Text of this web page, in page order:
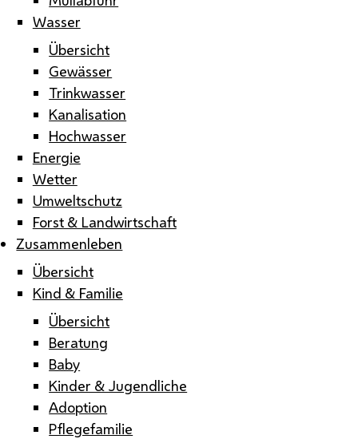
Wasser
Übersicht
Gewässer
Trinkwasser
Kanalisation
Hochwasser
Energie
Wetter
Umweltschutz
Forst & Landwirtschaft
Zusammenleben
Übersicht
Kind & Familie
Übersicht
Beratung
Baby
Kinder & Jugendliche
Adoption
Pflegefamilie